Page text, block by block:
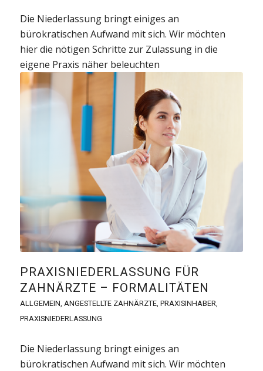
Die Niederlassung bringt einiges an
bürokratischen Aufwand mit sich. Wir möchten
hier die nötigen Schritte zur Zulassung in die
eigene Praxis näher beleuchten
PRAXISNIEDERLASSUNG FÜR
ZAHNÄRZTE – FORMALITÄTEN
ALLGEMEIN, ANGESTELLTE ZAHNÄRZTE, PRAXISINHABER,
PRAXISNIEDERLASSUNG
Die Niederlassung bringt einiges an
bürokratischen Aufwand mit sich. Wir möchten